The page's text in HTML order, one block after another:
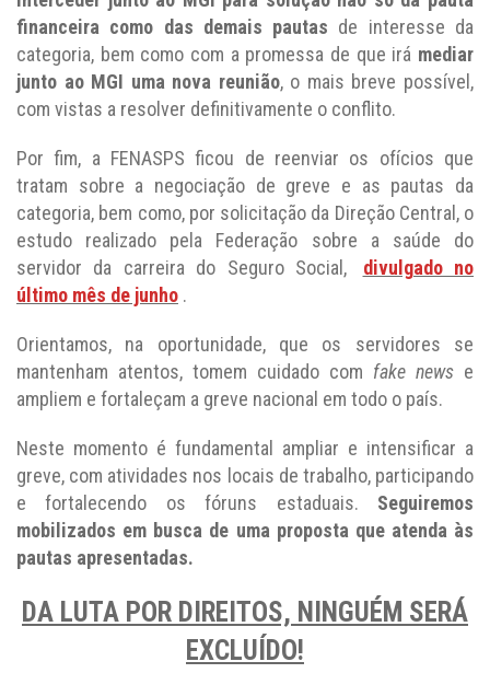
financeira como das demais pautas de interesse da
categoria, bem como com a promessa de que irá mediar
junto ao MGI uma nova reunião, o mais breve possível,
com vistas a resolver definitivamente o conflito.
Por fim, a FENASPS ficou de reenviar os ofícios que
tratam sobre a negociação de greve e as pautas da
categoria, bem como, por solicitação da Direção Central, o
estudo realizado pela Federação sobre a saúde do
servidor da carreira do Seguro Social,
divulgado no
último mês de junho .
Orientamos, na oportunidade, que os servidores se
mantenham atentos, tomem cuidado com fake news e
ampliem e fortaleçam a greve nacional em todo o país.
Neste momento é fundamental ampliar e intensificar a
greve, com atividades nos locais de trabalho, participando
e fortalecendo os fóruns estaduais. Seguiremos
mobilizados em busca de uma proposta que atenda às
pautas apresentadas.
DA LUTA POR DIREITOS, NINGUÉM SERÁ
EXCLUÍDO!